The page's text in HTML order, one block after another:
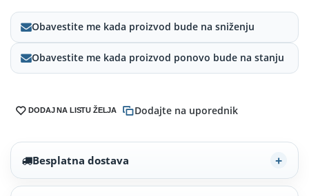
Obavestite me kada proizvod bude na sniženju
Obavestite me kada proizvod ponovo bude na stanju
DODAJ NA LISTU ŽELJA Dodajte na uporednik
Besplatna dostava